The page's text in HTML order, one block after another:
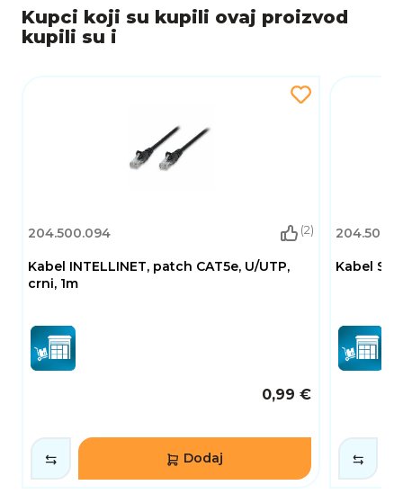
Kupci koji su kupili ovaj proizvod
kupili su i
204.500.094 (2)
Kabel INTELLINET, patch CAT5e, U/UTP,
crni, 1m
0,99 €
Dodaj
Kabel